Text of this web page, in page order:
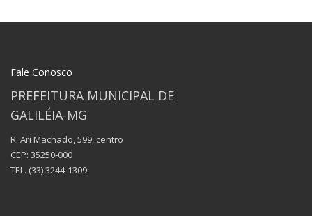
Fale Conosco
PREFEITURA MUNICIPAL DE
GALILÉIA-MG
R. Ari Machado, 599, centro
CEP: 35250-000
TEL. (33) 3244-1309